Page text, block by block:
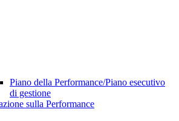
Piano della Performance/Piano esecutivo
di gestione
sulla Performance